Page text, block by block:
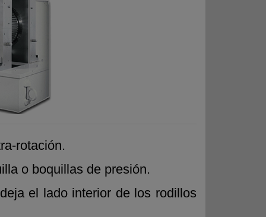
rotación.
o boquillas de presión.
el lado interior de los rodillos